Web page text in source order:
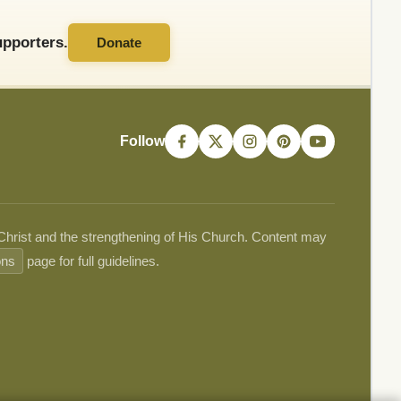
Donate
Follow
and the strengthening of His Church. Content may
page for full guidelines.